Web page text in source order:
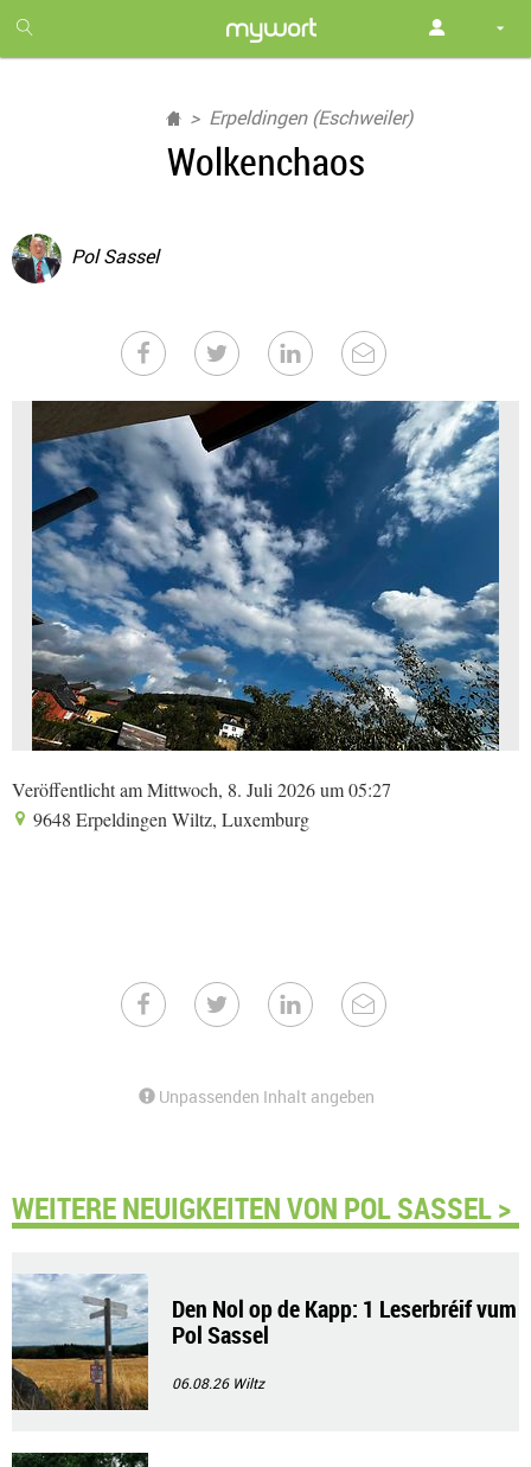
month
free
Erpeldingen (Eschweiler)
Wolkenchaos
Pol Sassel
Veröffentlicht am Mittwoch, 8. Juli 2026 um 05:27
9648 Erpeldingen Wiltz, Luxemburg
Unpassenden Inhalt angeben
WEITERE NEUIGKEITEN VON POL SASSEL >
Den Nol op de Kapp: 1 Leserbréif vum
Pol Sassel
06.08.26 Wiltz